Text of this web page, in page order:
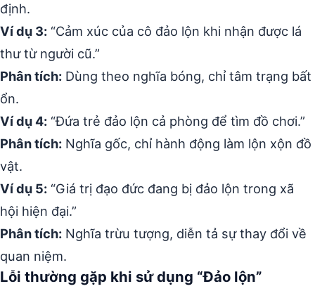
định.
Ví dụ 3: “Cảm xúc của cô đảo lộn khi nhận được lá
thư từ người cũ.”
Phân tích: Dùng theo nghĩa bóng, chỉ tâm trạng bất
ổn.
Ví dụ 4: “Đứa trẻ đảo lộn cả phòng để tìm đồ chơi.”
Phân tích: Nghĩa gốc, chỉ hành động làm lộn xộn đồ
vật.
Ví dụ 5: “Giá trị đạo đức đang bị đảo lộn trong xã
hội hiện đại.”
Phân tích: Nghĩa trừu tượng, diễn tả sự thay đổi về
quan niệm.
Lỗi thường gặp khi sử dụng “Đảo lộn”